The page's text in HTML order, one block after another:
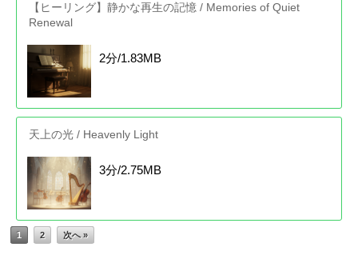
【ヒーリング】静かな再生の記憶 / Memories of Quiet
Renewal
2分/1.83MB
天上の光 / Heavenly Light
3分/2.75MB
1 2 次へ »